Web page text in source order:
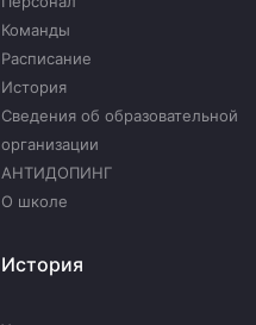
Команды
Расписание
История
Сведения об образовательной
организации
АНТИДОПИНГ
О школе
История